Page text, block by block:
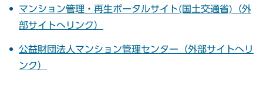
マンション管理・再生ポータルサイト(国土交通省)（外
部サイトへリンク）
公益財団法人マンション管理センター（外部サイトへリ
ンク）